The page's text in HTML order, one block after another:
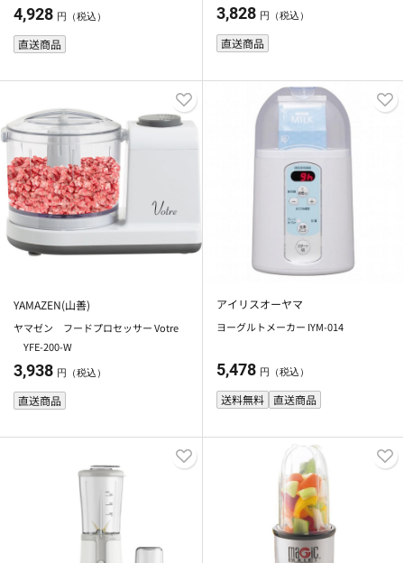
4,928 円（税込）
直送商品
3,828 円（税込）
直送商品
YAMAZEN(山善)
ヤマゼン フードプロセッサー Votre
YFE-200-W
3,938 円（税込）
直送商品
アイリスオーヤマ
ヨーグルトメーカー IYM-014
5,478 円（税込）
送料無料 直送商品